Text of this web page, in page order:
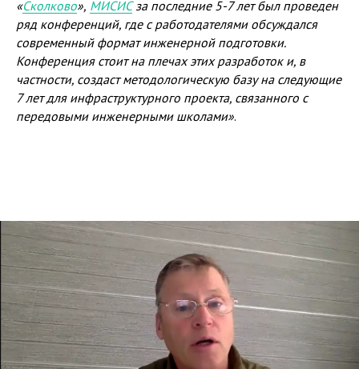
«Сколково», МИСИС за последние 5-7 лет был проведен
ряд конференций, где с работодателями обсуждался
современный формат инженерной подготовки.
Конференция стоит на плечах этих разработок и, в
частности, создаст методологическую базу на следующие
7 лет для инфраструктурного проекта, связанного с
передовыми инженерными школами».